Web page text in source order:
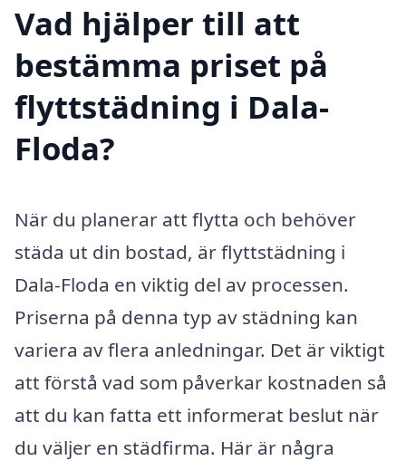
Vad hjälper till att
bestämma priset på
flyttstädning i Dala-
Floda?
När du planerar att flytta och behöver
städa ut din bostad, är flyttstädning i
Dala-Floda en viktig del av processen.
Priserna på denna typ av städning kan
variera av flera anledningar. Det är viktigt
att förstå vad som påverkar kostnaden så
att du kan fatta ett informerat beslut när
du väljer en städfirma. Här är några